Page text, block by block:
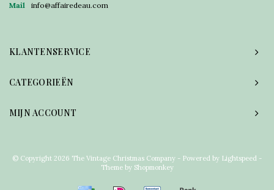
Mail
info@affairedeau.com
KLANTENSERVICE
CATEGORIEËN
MIJN ACCOUNT
© Copyright 2026 The Vintage Christmas Company - Powered by Lightspeed -
Theme by Shopmonkey